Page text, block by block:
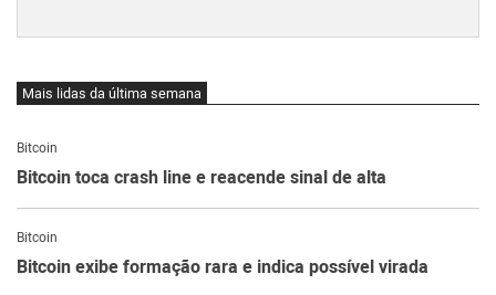
Mais lidas da última semana
Bitcoin
Bitcoin toca crash line e reacende sinal de alta
Bitcoin
Bitcoin exibe formação rara e indica possível virada